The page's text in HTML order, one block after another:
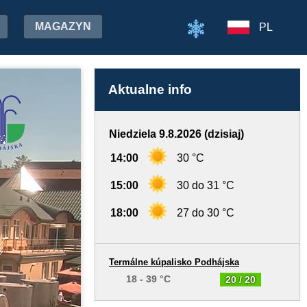
MAGAZYN PL
Aktualne info
Niedziela 9.8.2026 (dzisiaj)
14:00 30 °C
15:00 30 do 31 °C
18:00 27 do 30 °C
20 / 20
Termálne kúpalisko Podhájska
18 - 39 °C